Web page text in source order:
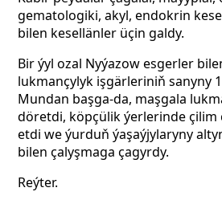
gematologiki, akyl, endokrin
bilen kesellänler üçin galdy.
Bir ýyl ozal Nyýazow esgerler
lukmançylyk işgärleriniň sanyny
Mundan başga-da, maşgala
döretdi, köpçülik ýerlerinde çilim
etdi we ýurduň ýaşaýjylaryny
bilen çalyşmaga çagyrdy.
Reýter.